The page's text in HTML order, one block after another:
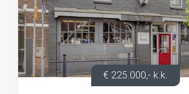
€ 225.000,- k.k.